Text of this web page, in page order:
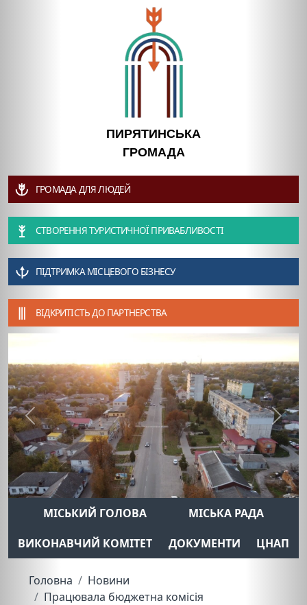
ПИРЯТИНСЬКА
ГРОМАДА
ГРОМАДА ДЛЯ ЛЮДЕЙ
СТВОРЕННЯ ТУРИСТИЧНОЇ ПРИВАБЛИВОСТІ
ПІДТРИМКА МІСЦЕВОГО БІЗНЕСУ
ВІДКРИТІСТЬ ДО ПАРТНЕРСТВА
Previous Next
МІСЬКИЙ ГОЛОВА
МІСЬКА РАДА
ВИКОНАВЧИЙ КОМІТЕТ
ДОКУМЕНТИ ЦНАП
Головна
Новини
Працювала бюджетна комісія